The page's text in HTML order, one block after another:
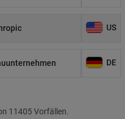
US
DE
11405 Vorfällen.